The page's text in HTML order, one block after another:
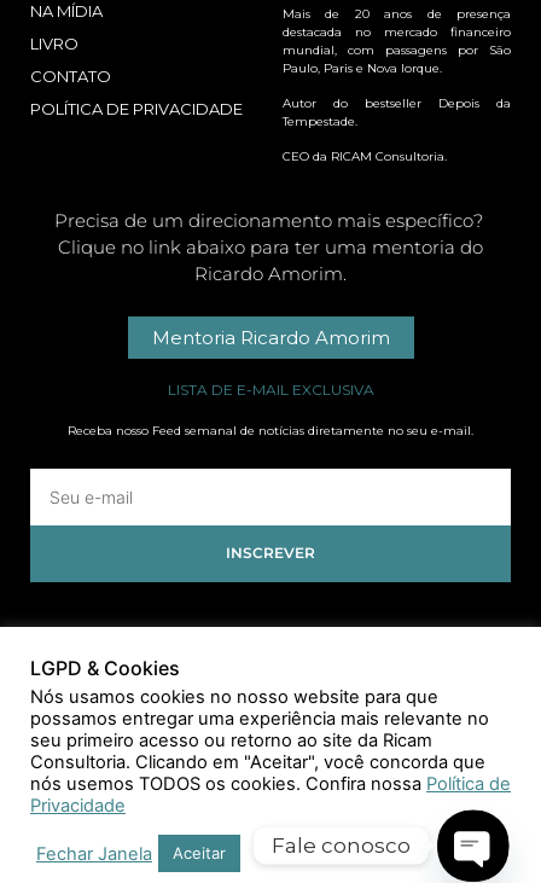
NA MÍDIA
LIVRO
CONTATO
POLÍTICA DE PRIVACIDADE
Mais de 20 anos de presença
destacada no mercado financeiro
mundial, com passagens por São
Paulo, Paris e Nova Iorque.
Autor do bestseller Depois da
Tempestade.
CEO da RICAM Consultoria.
Precisa de um direcionamento mais específico?
Clique no link abaixo para ter uma mentoria do
Ricardo Amorim.
Mentoria Ricardo Amorim
LISTA DE E-MAIL EXCLUSIVA
Receba nosso Feed semanal de notícias diretamente no seu e-mail.
INSCREVER
LGPD & Cookies
Nós usamos cookies no nosso website para que
possamos entregar uma experiência mais relevante no
seu primeiro acesso ou retorno ao site da Ricam
Consultoria. Clicando em "Aceitar", você concorda que
nós usemos TODOS os cookies. Confira nossa Política de
Privacidade
Fechar Janela Aceitar Fale conosco